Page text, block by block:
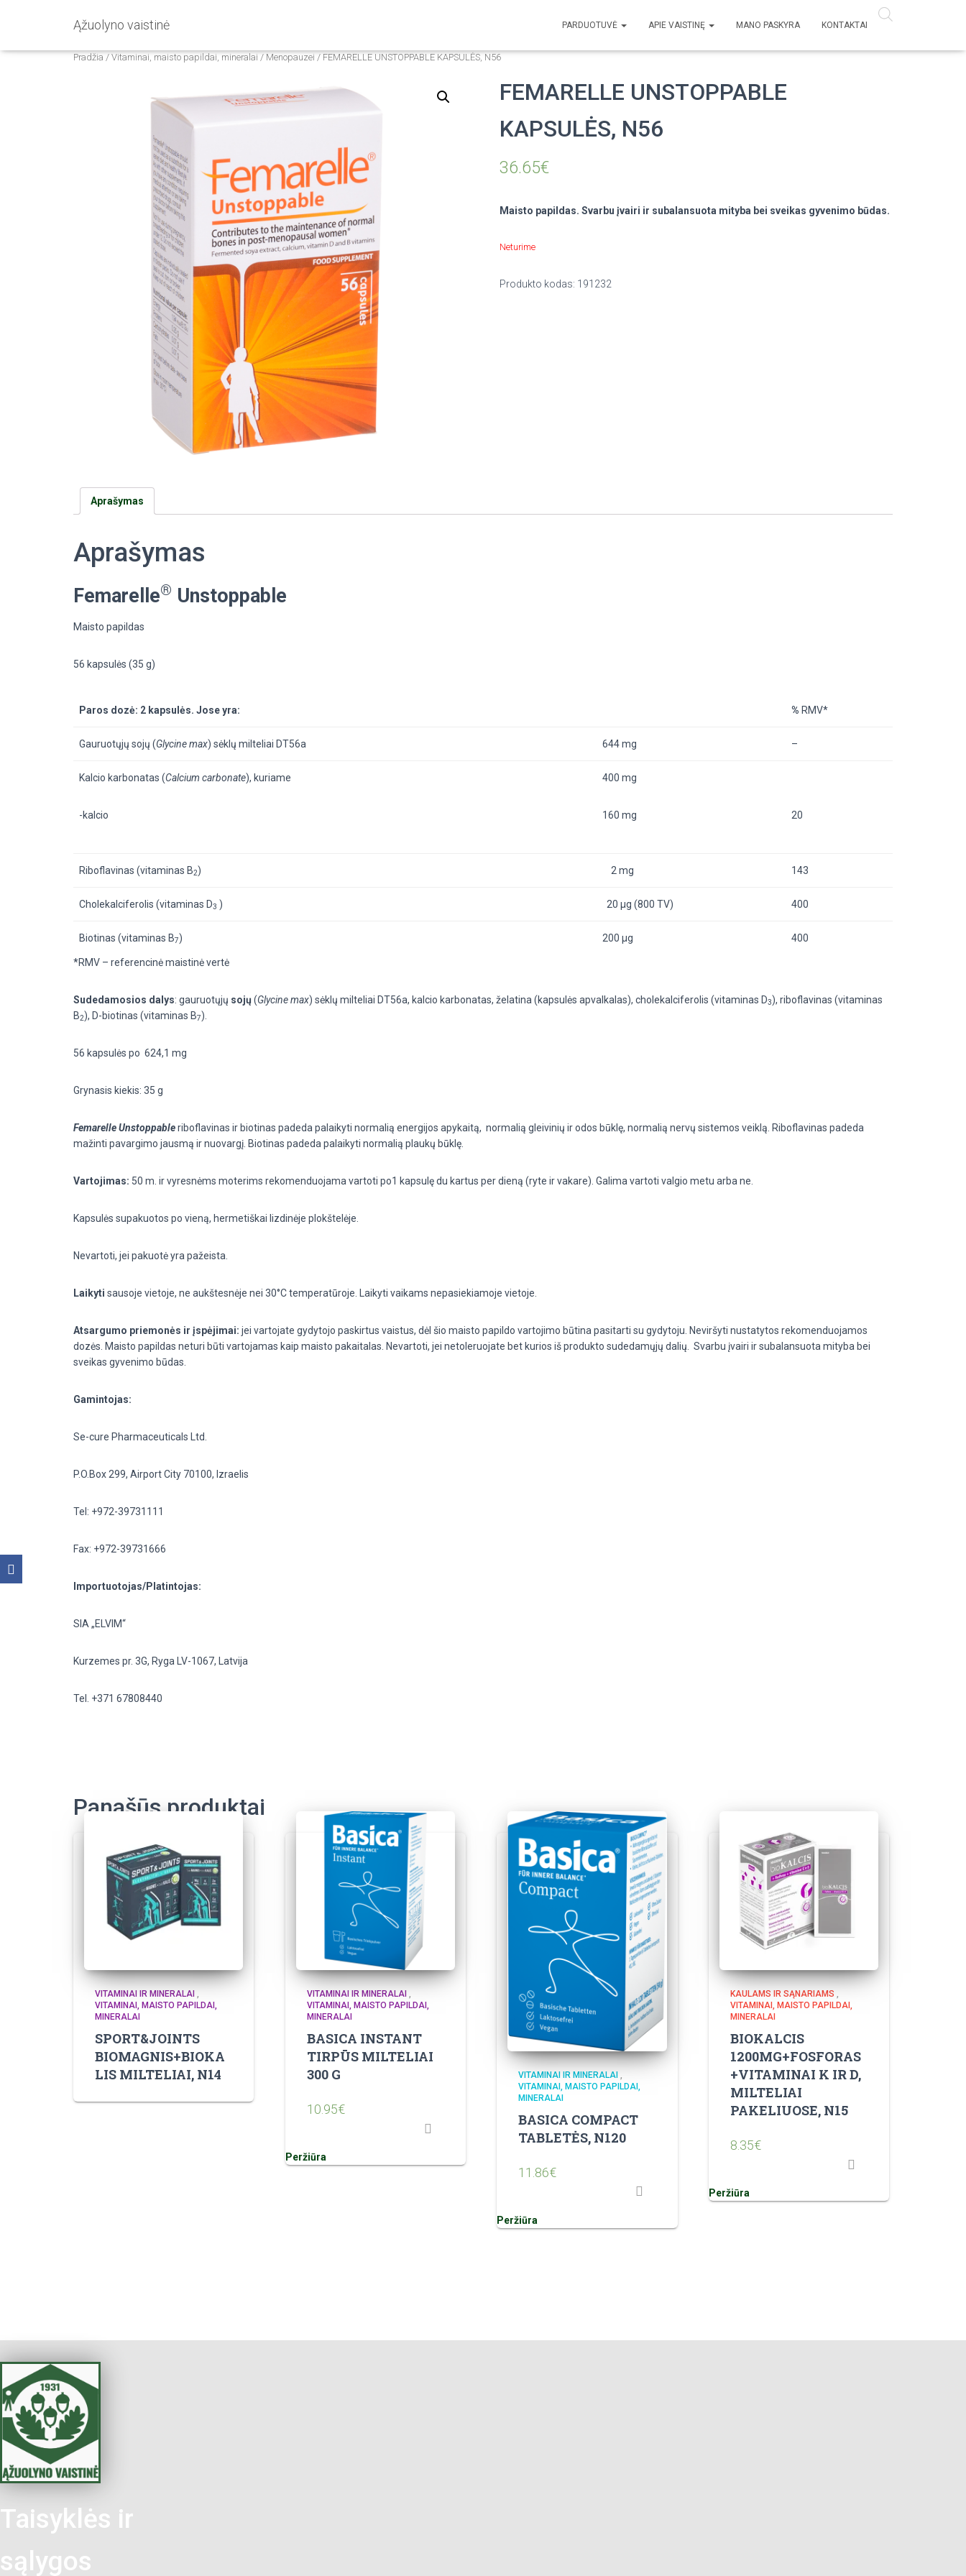
Ąžuolyno vaistinė PARDUOTUVĖ APIE VAISTINĘ MANO PASKYRA KONTAKTAI
Pradžia / Vitaminai, maisto papildai, mineralai / Menopauzei / FEMARELLE UNSTOPPABLE KAPSULĖS, N56
FEMARELLE UNSTOPPABLE
KAPSULĖS, N56
36.65€
Maisto papildas. Svarbu įvairi ir subalansuota mityba bei sveikas gyvenimo būdas.
Neturime
Produkto kodas: 191232
Aprašymas
Aprašymas
Femarelle® Unstoppable
Maisto papildas
56 kapsulės (35 g)
Paros dozė: 2 kapsulės. Jose yra: % RMV*
Gauruotųjų sojų (Glycinemax) sėklų milteliai DT56a 644 mg –
Kalcio karbonatas (Calcium carbonate), kuriame
-kalcio
400 mg
160 mg 20
Riboflavinas (vitaminas B2) 2 mg 143
Cholekalciferolis (vitaminas D3 ) 20 µg (800 TV) 400
Biotinas (vitaminas B7) 200 µg 400
*RMV – referencinė maistinėvertė
Sudedamosios dalys: gauruotųjų sojų (Glycinemax) sėklų milteliai DT56a, kalcio karbonatas, želatina (kapsulės apvalkalas), cholekalciferolis (vitaminas D3), riboflavinas (vitaminas
B2), D-biotinas (vitaminas B7).
56 kapsulės po 624,1 mg
Grynasis kiekis: 35 g
Femarelle Unstoppableriboflavinas ir biotinas padeda palaikyti normalią energijos apykaitą, normalią gleivinių ir odos būklę, normalią nervų sistemos veiklą. Riboflavinas padeda
mažinti pavargimo jausmą ir nuovargį. Biotinas padeda palaikyti normalią plaukų būklę.
Vartojimas: 50 m. ir vyresnėms moterims rekomenduojama vartoti po1 kapsulę du kartus per dieną (ryte ir vakare). Galima vartoti valgio metu arba ne.
Kapsulės supakuotos po vieną, hermetiškai lizdinėje plokštelėje.
Nevartoti, jei pakuotė yra pažeista.
Laikyti sausoje vietoje, ne aukštesnėje nei 30°C temperatūroje. Laikyti vaikams nepasiekiamoje vietoje.
Atsargumo priemonės ir įspėjimai: jei vartojate gydytojo paskirtus vaistus, dėl šio maisto papildo vartojimo būtina pasitarti su gydytoju. Neviršyti nustatytos rekomenduojamos
dozės. Maisto papildas neturi būti vartojamas kaip maisto pakaitalas. Nevartoti, jei netoleruojate bet kurios iš produkto sudedamųjų dalių.
Svarbu įvairi ir subalansuota mityba bei
sveikas gyvenimo būdas.
Gamintojas:
Se-cure Pharmaceuticals Ltd.
P.O.Box 299, AirportCity 70100, Izraelis
Tel : +972-39731111
Fax: +972-39731666
Importuotojas/Platintojas:
SIA „ELVIM“
Kurzemes pr. 3G, Ryga LV-1067, Latvija
Tel. +371 67808440
Panašūs produktai
VITAMINAI IR MINERALAI ,
VITAMINAI, MAISTO PAPILDAI,
MINERALAI
SPORT&JOINTS
BIOMAGNIS+BIOKA
LIS MILTELIAI, N14
VITAMINAI IR MINERALAI ,
VITAMINAI, MAISTO PAPILDAI,
MINERALAI
BASICA INSTANT
TIRPŪS MILTELIAI
300 G
10.95€
Peržiūra
VITAMINAI IR MINERALAI
VITAMINAI, MAISTO PAPILDAI,
MINERALAI
BASICA COMPACT
TABLETĖS, N120
11.86€
Peržiūra
KAULAMS IR SĄNARIAMS ,
VITAMINAI, MAISTO PAPILDAI,
MINERALAI
BIOKALCIS
1200MG+FOSFORAS
+VITAMINAI K IR D,
MILTELIAI
PAKELIUOSE, N15
8.35€
Peržiūra
Taisyklės ir
sąlygos